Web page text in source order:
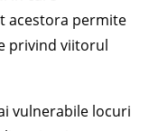
acestora permite
privind viitorul
vulnerabile locuri